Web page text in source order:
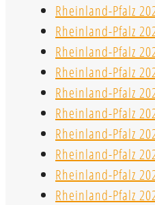
Rheinland-Pfalz
Rheinland-Pfalz
Rheinland-Pfalz
Rheinland-Pfalz
Rheinland-Pfalz
Rheinland-Pfalz
Rheinland-Pfalz
Rheinland-Pfalz
Rheinland-Pfalz
Rheinland-Pfalz